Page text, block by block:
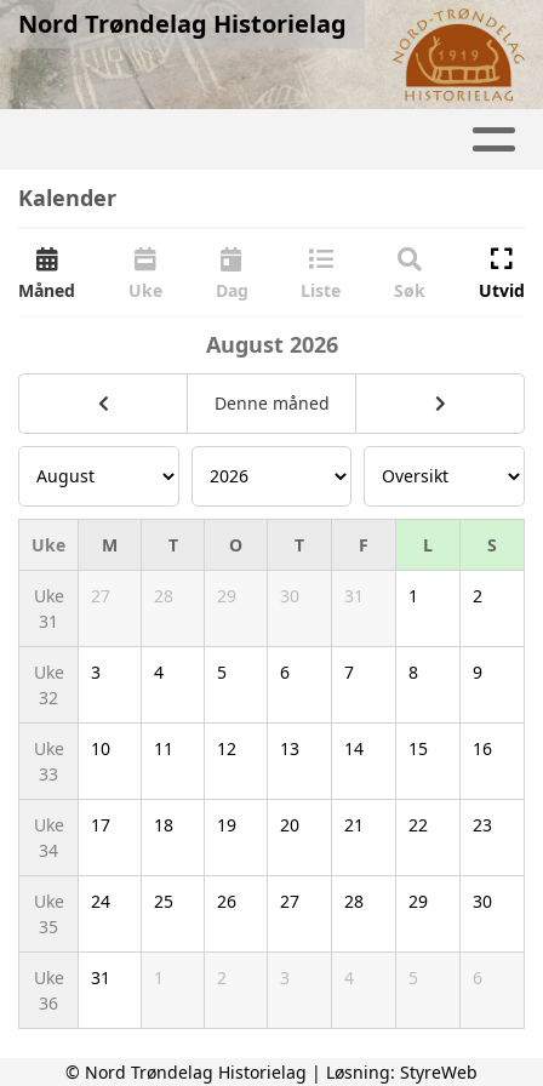
Nord Trøndelag Historielag
Kalender
Måned Uke Dag Liste Søk Utvid
Denne måned
August 2026
Uke M T O T F L S
Uke
31
27 28 29 30 31 1 2
Uke
32
3 4 5 6 7 8 9
Uke
33
10 11 12 13 14 15 16
Uke
34
17 18 19 20 21 22 23
Uke
35
24 25 26 27 28 29 30
Uke
36
31 1 2 3 4 5 6
© Nord Trøndelag Historielag | Løsning: StyreWeb